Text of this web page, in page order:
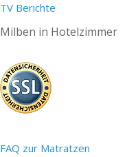
TV Berichte
Milben in Hotelzimmer
FAQ zur Matratzen